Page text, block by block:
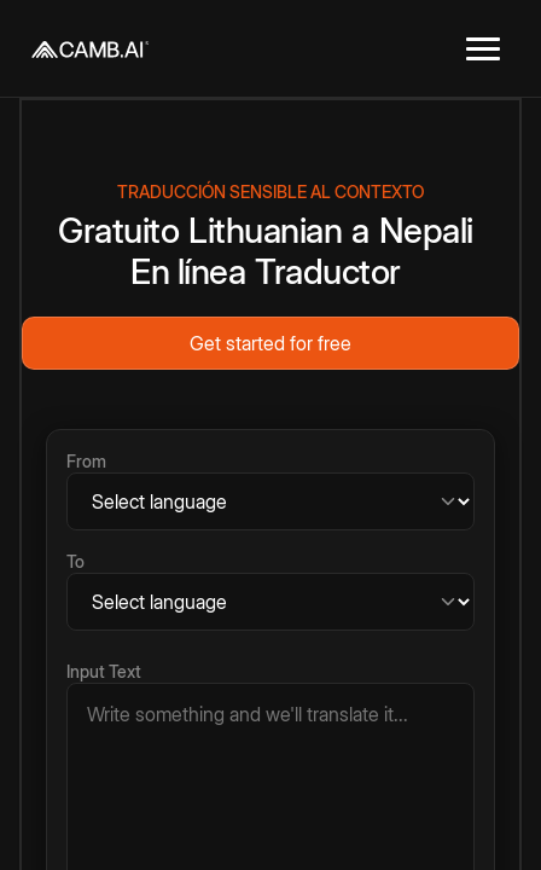
TRADUCCIÓN SENSIBLE AL CONTEXTO
Gratuito Lithuanian a Nepali
En línea Traductor
Get started for free
From
To
Input Text